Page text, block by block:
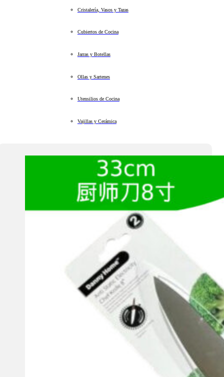
Cristalería, Vasos y Tazas
Cubiertos de Cocina
Jarras y Botellas
Ollas y Sartenes
Utensilios de Cocina
Vajillas y Cerámica